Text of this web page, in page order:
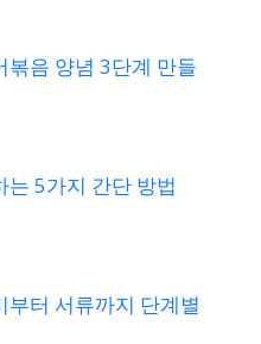
볶음 양념 3단계 만들
는 5가지 간단 방법
부터 서류까지 단계별